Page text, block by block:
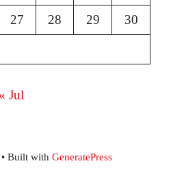
27 28 29 30
« Jul
Built with GeneratePress